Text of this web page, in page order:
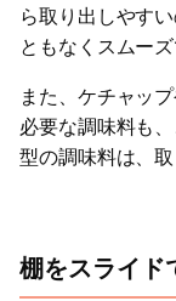
ら取り出しやす
ともなくスムーズ
また、ケチャッ
必要な調味料も
型の調味料は、
棚をスライド